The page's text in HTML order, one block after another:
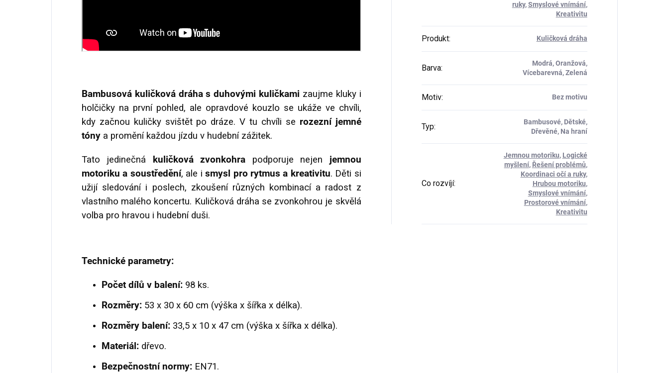
Bambusová kuličková dráha s duhovými kuličkami zaujme kluky i
holčičky na první pohled, ale opravdové kouzlo se ukáže ve chvíli,
kdy začnou kuličky svištět po dráze. V tu chvíli se rozezní jemné
tóny a promění každou jízdu v hudební zážitek.
Tato jedinečná kuličková zvonkohra podporuje nejen jemnou
motoriku a soustředění, ale ismysl pro rytmus a kreativitu. Děti si
užijí sledování i poslech, zkoušení různých kombinací a radost z
vlastního malého koncertu. Kuličková dráha se zvonkohrou je skvělá
volba pro hravou i hudební duši.
Technické parametry:
Počet dílů v balení: 98 ks.
Rozměry: 53 x 30 x 60 cm (výška x šířka x délka).
Rozměry balení: 33,5 x 10 x 47 cm (výška x šířka x délka).
Materiál: dřevo.
Bezpečnostní normy: EN71.
ruky,Smyslové vnímání,
Kreativitu
Produkt: Kuličková dráha
Barva:
Modrá, Oranžová,
Vícebarevná, Zelená
Motiv: Bez motivu
Typ:
Bambusové, Dětské,
Dřevěné, Na hraní
Co rozvíjí:
Jemnou motoriku, Logické
myšlení, Řešení problémů,
Koordinaci očí a ruky,
Hrubou motoriku,
Smyslové vnímání,
Prostorové vnímání,
Kreativitu